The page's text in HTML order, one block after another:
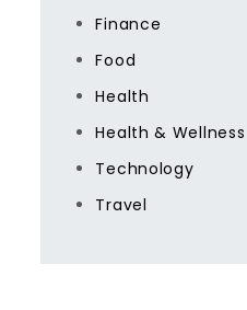
Finance
Food
Health
Health & Wellness
Technology
Travel